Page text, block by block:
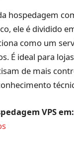
hospedagem
ele é dividido
como um
É ideal para
de mais
VPS em: